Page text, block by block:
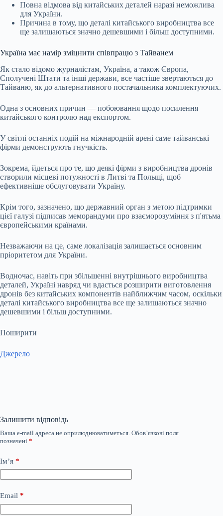
Повна відмова від китайських деталей наразі неможлива
для України.
Причина в тому, що деталі китайського виробництва все
ще залишаються значно дешевшими і більш доступними.
Україна має намір зміцнити співпрацю з Тайванем
Як стало відомо журналістам, Україна, а також Європа,
Сполучені Штати та інші держави, все частіше звертаються до
Тайваню, як до альтернативного постачальника комплектуючих.
Одна з основних причин — побоювання щодо посилення
китайського контролю над експортом.
У світлі останніх подій на міжнародній арені саме тайванські
фірми демонструють гнучкість.
Зокрема, йдеться про те, що деякі фірми з виробництва дронів
створили місцеві потужності в Литві та Польщі, щоб
ефективніше обслуговувати Україну.
Крім того, зазначено, що державний орган з метою підтримки
цієї галузі підписав меморандуми про взаєморозуміння з п'ятьма
європейськими країнами.
Незважаючи на це, саме локалізація залишається основним
пріоритетом для України.
Водночас, навіть при збільшенні внутрішнього виробництва
деталей, Україні навряд чи вдасться розширити виготовлення
дронів без китайських компонентів найближчим часом, оскільки
деталі китайського виробництва все ще залишаються значно
дешевшими і більш доступними.
Поширити
Джерело
Залишити відповідь
Ваша e-mail адреса не оприлюднюватиметься. Обов’язкові поля
позначені *
Ім’я *
Email *